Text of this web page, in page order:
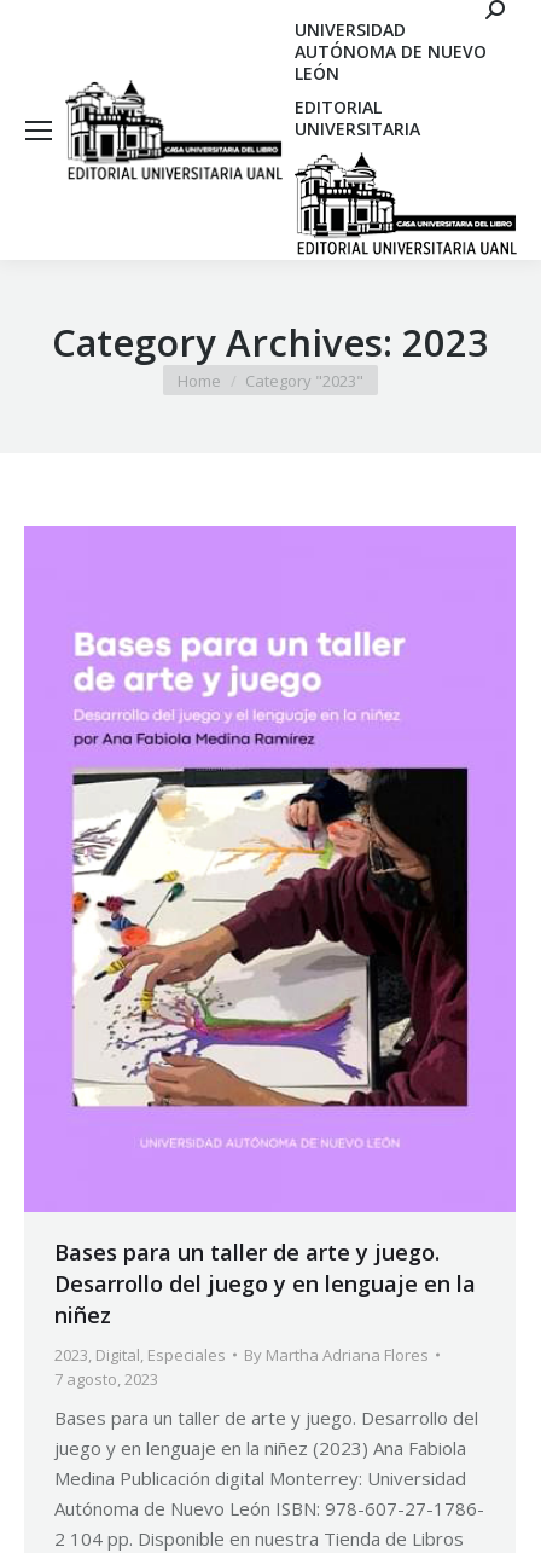
UNIVERSIDAD
AUTÓNOMA DE NUEVO
LEÓN
EDITORIAL
UNIVERSITARIA
Category Archives: 2023
You are here:
Home Category "2023"
Bases para un taller de arte y juego.
Desarrollo del juego y en lenguaje en la
niñez
2023, Digital, Especiales By Martha Adriana Flores
7 agosto, 2023
Bases para un taller de arte y juego. Desarrollo del
juego y en lenguaje en la niñez (2023) Ana Fabiola
Medina Publicación digital Monterrey: Universidad
Autónoma de Nuevo León ISBN: 978-607-27-1786-
2 104 pp. Disponible en nuestra Tienda de Libros